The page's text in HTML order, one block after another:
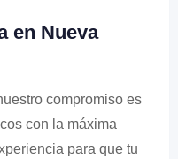
en Nueva
compromiso es
con la máxima
para que tu